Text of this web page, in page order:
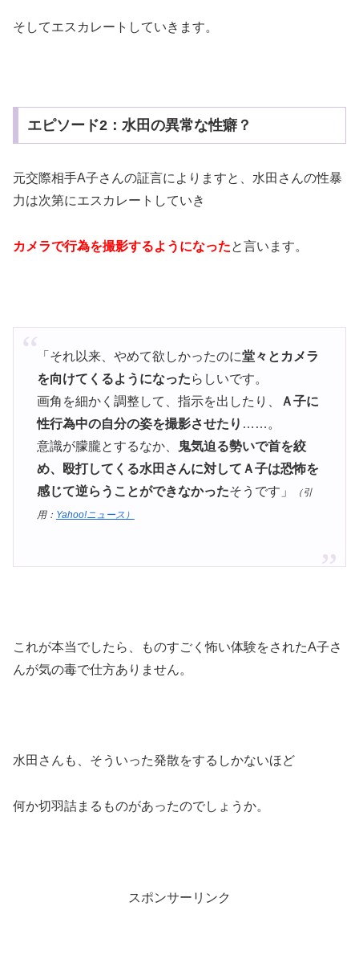
そしてエスカレートしていきます。
エピソード2：水田の異常な性癖？
元交際相手A子さんの証言によりますと、水田さんの性暴
力は次第にエスカレートしていき
カメラで行為を撮影するようになったと言います。
「それ以来、やめて欲しかったのに堂々とカメラ
を向けてくるようになったらしいです。
画角を細かく調整して、指示を出したり、
Ａ子に
性行為中の自分の姿を撮影させたり ……。
意識が朦朧とするなか、
鬼気迫る勢いで首を絞
め、殴打してくる水田さんに対してＡ子は恐怖を
感じて逆らうことができなかったそうです」
（引
用： Yahoo!ニュース）
これが本当でしたら、ものすごく怖い体験をされたA子さ
んが気の毒で仕方ありません。
水田さんも、そういった発散をするしかないほど
何か切羽詰まるものがあったのでしょうか。
スポンサーリンク